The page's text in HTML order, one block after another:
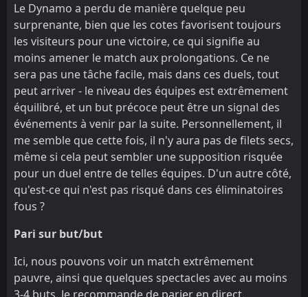
Le Dynamo a perdu de manière quelque peu
surprenante, bien que les cotes favorisent toujours
les visiteurs pour une victoire, ce qui signifie au
moins amener le match aux prolongations. Ce ne
sera pas une tâche facile, mais dans ces duels, tout
peut arriver - le niveau des équipes est extrêmement
équilibré, et un but précoce peut être un signal des
événements à venir par la suite. Personnellement, il
me semble que cette fois, il n'y aura pas de filets secs,
même si cela peut sembler une supposition risquée
pour un duel entre de telles équipes. D'un autre côté,
qu'est-ce qui n'est pas risqué dans ces éliminatoires
fous ?
Pari sur but/but
Ici, nous pouvons voir un match extrêmement
pauvre, ainsi que quelques spectacles avec au moins